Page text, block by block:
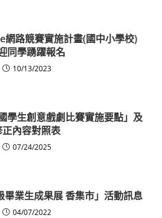
網路競賽實施計畫(國中小學校)
同學踴躍報名
10/13/2023
學生創意戲劇比賽實施要點」及
正內容對照表
07/24/2025
畢業生成果展 香集市」活動訊息
04/07/2022